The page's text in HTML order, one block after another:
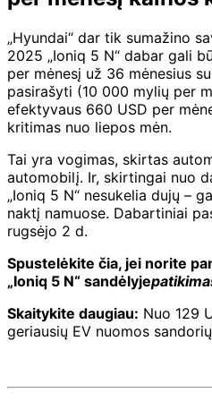
„Hyundai“ dar tik sumažino
2025 „Ioniq 5 N“ dabar gali
per mėnesį už 36 mėnesius
pasirašyti (10 000 mylių per
efektyvaus 660 USD per
kritimas nuo liepos mėn.
Tai yra vogimas, skirtas
automobilį. Ir, skirtingai nuo
„Ioniq 5 N“ nesukelia dujų –
naktį namuose. Dabartiniai
rugsėjo 2 d.
Spustelėkite čia, jei norite
„Ioniq 5 N“ sandėlyje
Skaitykite daugiau: Nuo 129
geriausių EV nuomos